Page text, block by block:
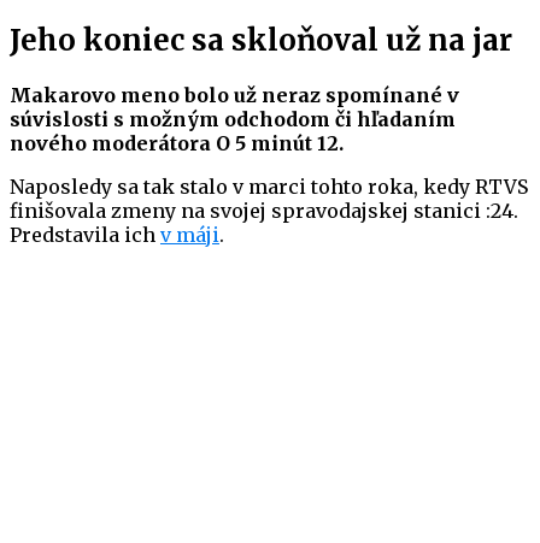
Jeho koniec sa skloňoval už na jar
Makarovo meno bolo už neraz spomínané v
súvislosti s možným odchodom či hľadaním
nového moderátora O 5 minút 12.
Naposledy sa tak stalo v marci tohto roka, kedy RTVS
finišovala zmeny na svojej spravodajskej stanici :24.
Predstavila ich v máji.